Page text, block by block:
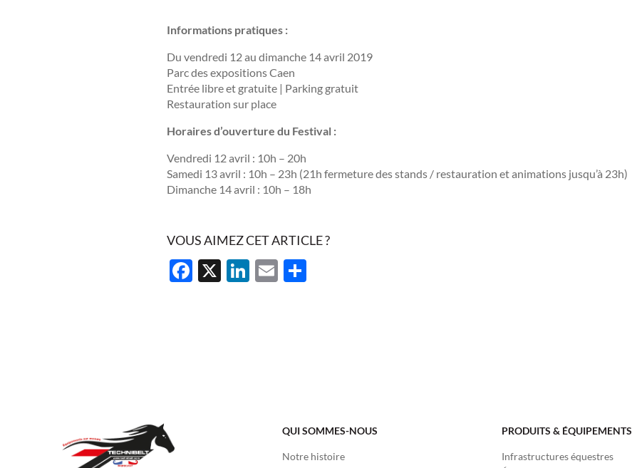
Informations pratiques :
Du vendredi 12 au dimanche 14 avril 2019
Parc des expositions Caen
Entrée libre et gratuite | Parking gratuit
Restauration sur place
Horaires d’ouverture du Festival :
Vendredi 12 avril : 10h – 20h
Samedi 13 avril : 10h – 23h (21h fermeture des stands / restauration et animations jusqu’à 23h)
Dimanche 14 avril : 10h – 18h
VOUS AIMEZ CET ARTICLE ?
Facebook
X LinkedIn
Email
QUI SOMMES-NOUS
Notre histoire
PRODUITS & ÉQUIPEMENTS
Infrastructures équestres